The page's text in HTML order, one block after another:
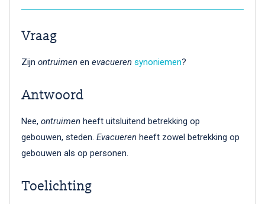
Vraag
Zijn ontruimen en evacueren synoniemen?
Antwoord
Nee, ontruimen heeft uitsluitend betrekking op
gebouwen, steden. Evacueren heeft zowel betrekking op
gebouwen als op personen.
Toelichting